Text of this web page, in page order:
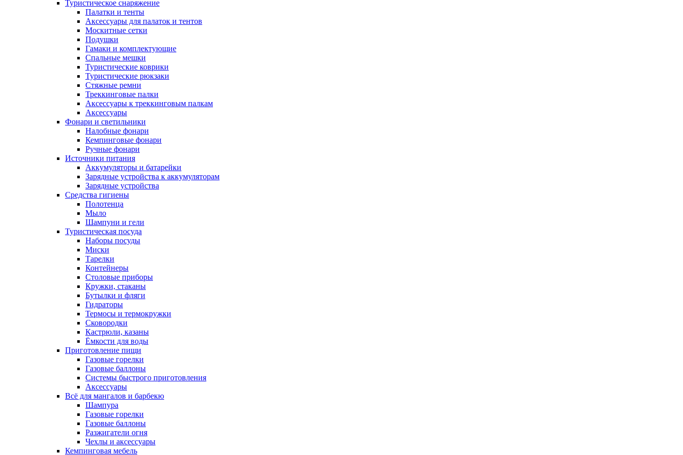
Туристическое снаряжение
Палатки и тенты
Аксессуары для палаток и тентов
Москитные сетки
Подушки
Гамаки и комплектующие
Спальные мешки
Туристические коврики
Туристические рюкзаки
Стяжные ремни
Треккинговые палки
Аксессуары к треккинговым палкам
Аксессуары
Фонари и светильники
Налобные фонари
Кемпинговые фонари
Ручные фонари
Источники питания
Аккумуляторы и батарейки
Зарядные устройства к аккумуляторам
Зарядные устройства
Средства гигиены
Полотенца
Мыло
Шампуни и гели
Туристическая посуда
Наборы посуды
Миски
Тарелки
Контейнеры
Столовые приборы
Кружки, стаканы
Бутылки и фляги
Гидраторы
Термосы и термокружки
Сковородки
Кастрюли, казаны
Ёмкости для воды
Приготовление пищи
Газовые горелки
Газовые баллоны
Системы быстрого приготовления
Аксессуары
Всё для мангалов и барбекю
Шампура
Газовые горелки
Газовые баллоны
Разжигатели огня
Чехлы и аксессуары
Кемпинговая мебель